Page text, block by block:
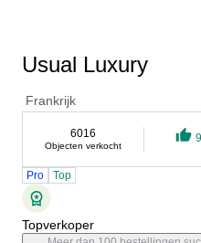
Usual Luxury
Frankrijk
6016
Objecten verkocht
Pro Top
Topverkoper